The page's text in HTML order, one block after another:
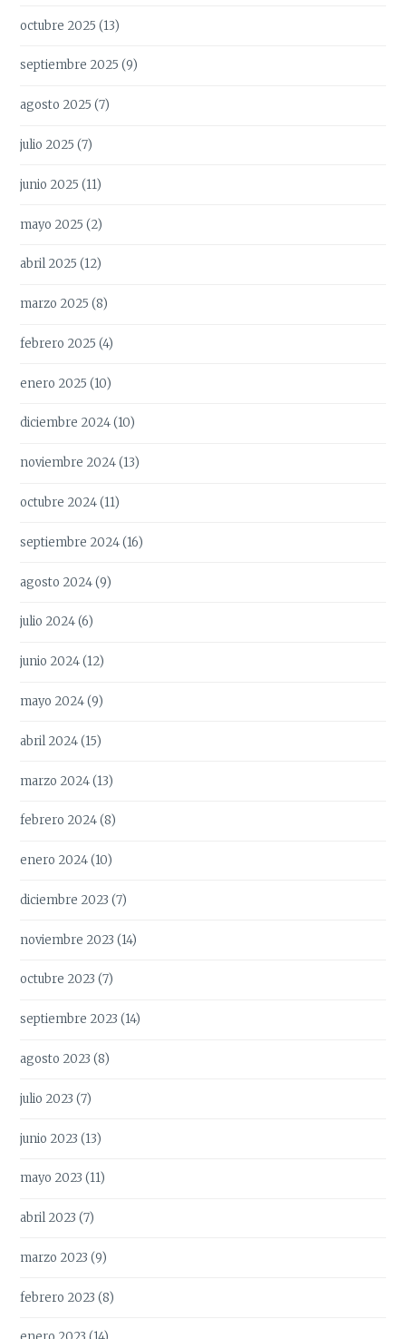
octubre 2025 (13)
septiembre 2025 (9)
agosto 2025 (7)
julio 2025 (7)
junio 2025 (11)
mayo 2025 (2)
abril 2025 (12)
marzo 2025 (8)
febrero 2025 (4)
enero 2025 (10)
diciembre 2024(10)
noviembre 2024(13)
octubre 2024(11)
septiembre 2024(16)
agosto 2024(9)
julio 2024(6)
junio 2024(12)
mayo 2024(9)
abril 2024(15)
marzo 2024(13)
febrero 2024(8)
enero 2024(10)
diciembre 2023 (7)
noviembre 2023 (14)
octubre 2023 (7)
septiembre 2023 (14)
agosto 2023 (8)
julio 2023 (7)
junio 2023 (13)
mayo 2023 (11)
abril 2023 (7)
marzo 2023 (9)
febrero 2023 (8)